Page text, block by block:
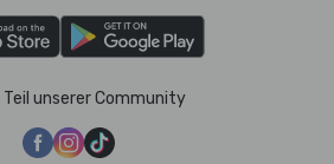
Teil unserer Community